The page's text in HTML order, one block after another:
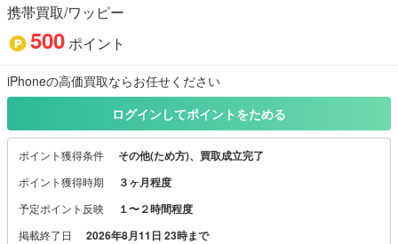
携帯買取/ワッピー
500ポイント
iPhoneの高価買取ならお任せください
もっと見る
ログインしてポイントをためる
ポイント獲得条件 その他(ため方)、買取成立完了
ポイント獲得時期 ３ヶ月程度
予定ポイント反映 １〜２時間程度
掲載終了日 2026年8月11日 23時まで